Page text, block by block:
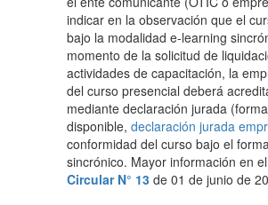
indicar en la observación que el
bajo la modalidad e-learning
momento de la solicitud de
actividades de capacitación, la
del curso presencial deberá
mediante declaración jurada
disponible, declaración jurada
conformidad del curso bajo el
sincrónico. Mayor información en el
Circular N° 13 de 01 de junio de